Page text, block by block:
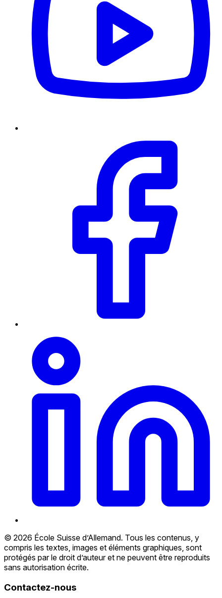
© 2026 École Suisse d’Allemand. Tous les contenus, y
compris les textes, images et éléments graphiques, sont
protégés par le droit d’auteur et ne peuvent être reproduits
sans autorisation écrite.
Contactez-nous